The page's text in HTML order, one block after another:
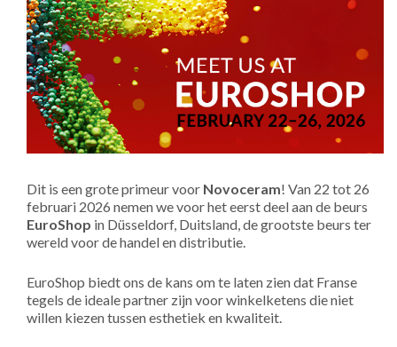
Dit is een grote primeur voor Novoceram! Van 22 tot 26
februari 2026 nemen we voor het eerst deel aan de beurs
EuroShop in Düsseldorf, Duitsland, de grootste beurs ter
wereld voor de handel en distributie.
EuroShop biedt ons de kans om te laten zien dat Franse
tegels de ideale partner zijn voor winkelketens die niet
willen kiezen tussen esthetiek en kwaliteit.